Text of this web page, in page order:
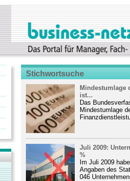
Stichwortsuche
Mindestumlage
ist...
Das
Mindestumlage
Juli 2009:
%
Im Juli 2009
Angaben des
046